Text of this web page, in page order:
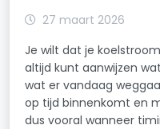
27 maart 2026
Je wilt dat je
altijd kunt aanwijzen
wat er vandaag
op tijd binnenkomt en
dus vooral wanneer